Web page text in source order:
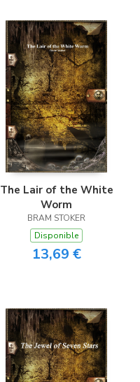
The Lair of the White
Worm
BRAM STOKER
Disponible
13,69 €